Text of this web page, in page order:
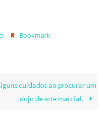
. Bookmark.
cuidados ao procurar um
dojo de arte marcial.